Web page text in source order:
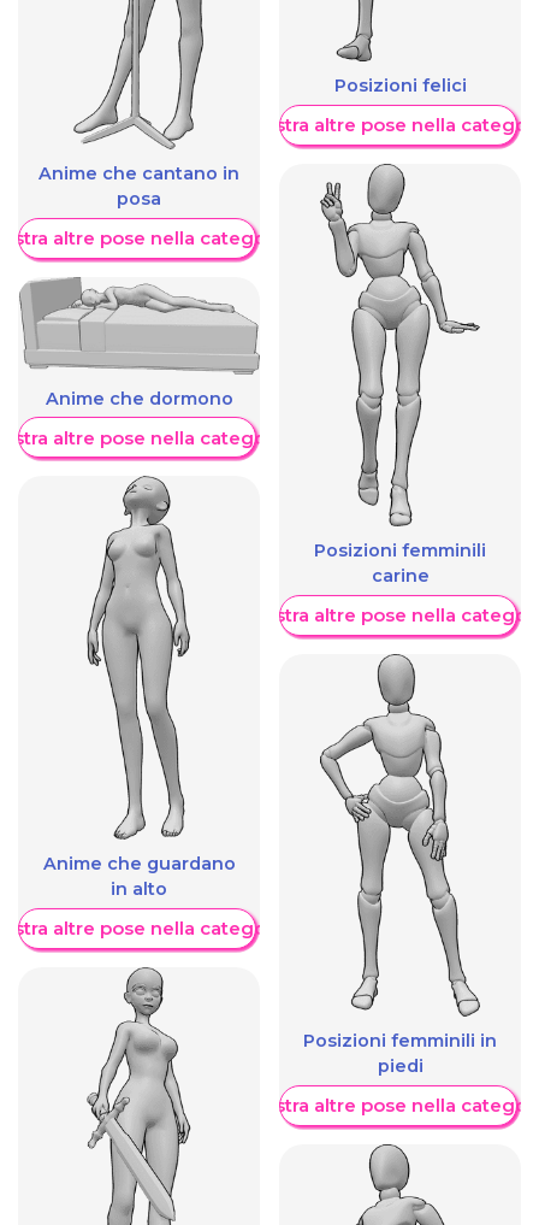
Anime che cantano in
posa
altre pose nella categoria
Anime che dormono
altre pose nella categoria
Anime che guardano
in alto
altre pose nella categoria
Posizioni felici
Mostra altre pose nella
Posizioni femminili
carine
Mostra altre pose nella
Posizioni femminili in
piedi
Mostra altre pose nella